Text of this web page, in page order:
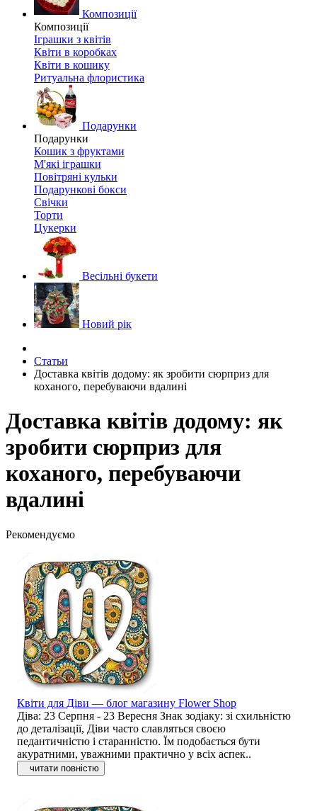
Композиції
Композиції
Іграшки з квітів
Квіти в коробках
Квіти в кошику
Ритуальна флористика
Подарунки
Подарунки
Кошик з фруктами
М'які іграшки
Повітряні кульки
Подарункові бокси
Свічки
Торти
Цукерки
Весільні букети
Новий рік
Статьи
Доставка квітів додому: як зробити сюрприз для
коханого, перебуваючи вдалині
Доставка квітів додому: як
зробити сюрприз для
коханого, перебуваючи
вдалині
Рекомендуємо
Квіти для Діви — блог магазину Flower Shop
Діва: 23 Серпня - 23 Вересня Знак зодіаку: зі схильністю
до деталізації, Діви часто славляться своєю
педантичністю і старанністю. Їм подобається бути
акуратними, уважними практично у всіх аспек..
читати повністю